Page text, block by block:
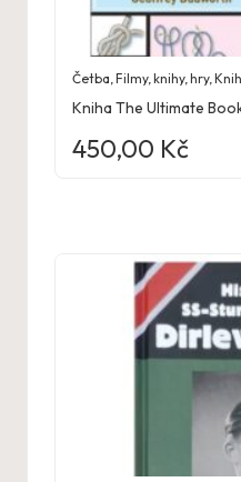
Četba,Filmy, knihy, hry,
Kniha The Ultimate
450,00 Kč